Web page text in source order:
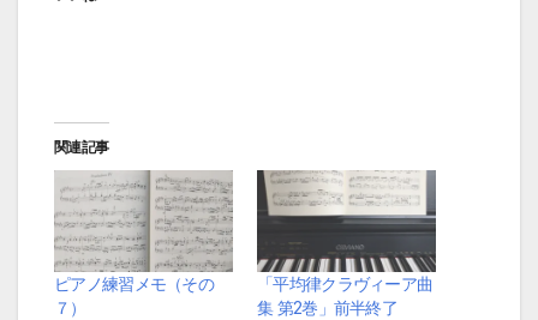
関連記事
ピアノ練習メモ（その
７）
「平均律クラヴィーア曲
集 第2巻」前半終了